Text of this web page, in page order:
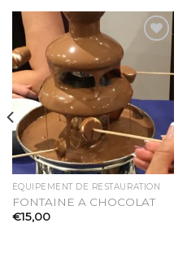
Ajouter
liste
d’envies
ÉQUIPEMENT DE RESTAURATION
FONTAINE A CHOCOLAT
€15,00